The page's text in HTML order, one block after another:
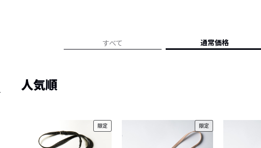
人気記事ランキング
フォーカスブランド
セールおすすめアイテム
すべて 通常価格
人気順
限定 限定